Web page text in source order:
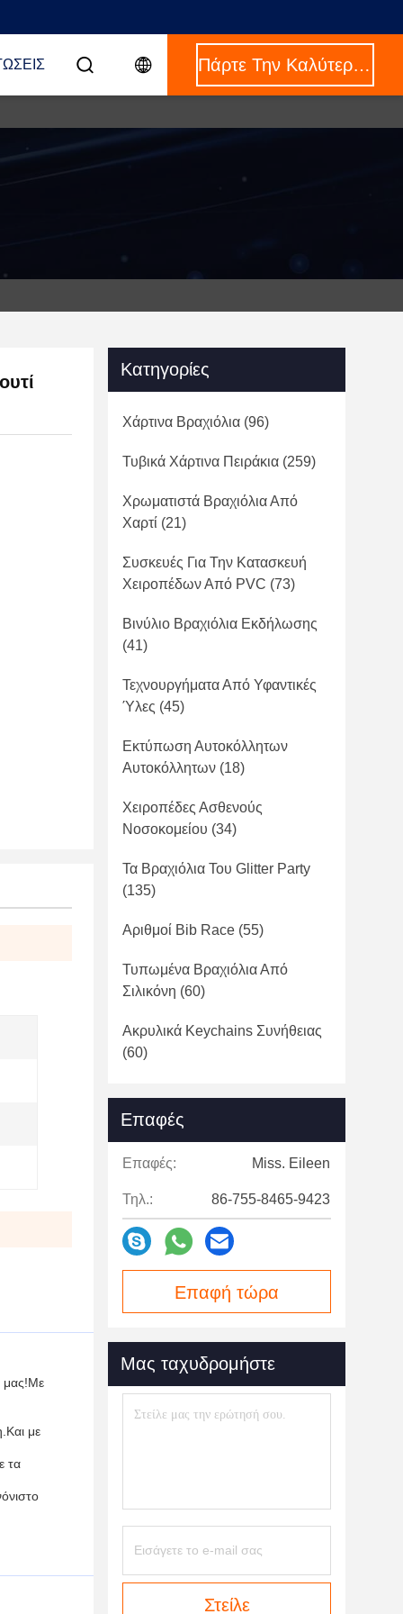
Πάρτε Την Καλύτερη Τιμή
μας!Με
με
τα
Κατηγορίες
Χάρτινα Βραχιόλια (96)
Τυβικά Χάρτινα Πειράκια (259)
Χρωματιστά Βραχιόλια Από
Χαρτί (21)
Συσκευές Για Την Κατασκευή
Χειροπέδων Από PVC (73)
Βινύλιο Βραχιόλια Εκδήλωσης
(41)
Τεχνουργήματα Από Υφαντικές
Ύλες (45)
Εκτύπωση Αυτοκόλλητων
Αυτοκόλλητων (18)
Χειροπέδες Ασθενούς
Νοσοκομείου (34)
Τα Βραχιόλια Του Glitter Party
(135)
Αριθμοί Bib Race (55)
Τυπωμένα Βραχιόλια Από
Σιλικόνη (60)
Ακρυλικά Keychains Συνήθειας
(60)
Επαφές
Επαφές: Miss. Eileen
Τηλ.: 86-755-8465-9423
Επαφή τώρα
Μας ταχυδρομήστε
Στείλε